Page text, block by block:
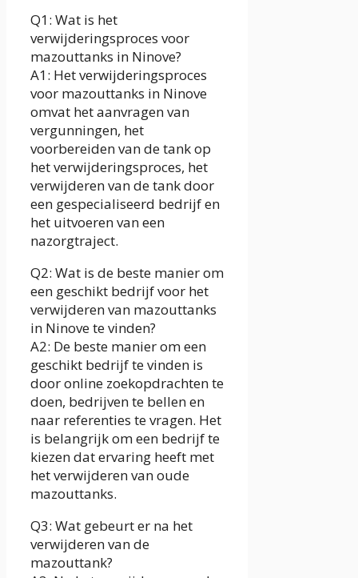
Q1: Wat is het
verwijderingsproces voor
mazouttanks in Ninove?
A1: Het verwijderingsproces
voor mazouttanks in Ninove
omvat het aanvragen van
vergunningen, het
voorbereiden van de tank op
het verwijderingsproces, het
verwijderen van de tank door
een gespecialiseerd bedrijf en
het uitvoeren van een
nazorgtraject.
Q2: Wat is de beste manier om
een geschikt bedrijf voor het
verwijderen van mazouttanks
in Ninove te vinden?
A2: De beste manier om een
geschikt bedrijf te vinden is
door online zoekopdrachten te
doen, bedrijven te bellen en
naar referenties te vragen. Het
is belangrijk om een bedrijf te
kiezen dat ervaring heeft met
het verwijderen van oude
mazouttanks.
Q3: Wat gebeurt er na het
verwijderen van de
mazouttank?